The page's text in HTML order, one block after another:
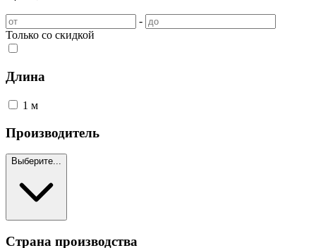
-
Только со скидкой
Длина
1 м
Производитель
Выберите...
Страна производства